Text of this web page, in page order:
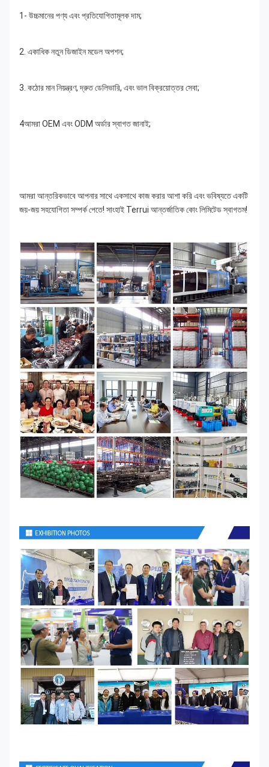
1- উচ্চমানের পণ্য এবং প্রতিযোগিতামূলক দাম;
2. একাধিক নতুন ডিজাইন মডেল অপশন;
3. কঠোর মান নিয়ন্ত্রণ, দ্রুত ডেলিভারি, এবং ভাল বিক্রয়োত্তর সেবা;
4আমরা OEM এবং ODM অর্ডার স্বাগত জানাই;
আমরা আন্তরিকভাবে আপনার সাথে একসাথে কাজ করার আশা করি এবং ভবিষ্যতে একটি
জয়-জয় সহযোগিতা সম্পর্ক পেতে! সাংহাই Terrui আন্তর্জাতিক কোং লিমিটেড স্বাগতম!